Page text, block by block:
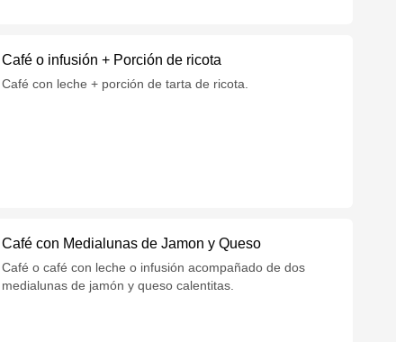
Café o infusión + Porción de ricota
Café con leche + porción de tarta de ricota.
Café con Medialunas de Jamon y Queso
Café o café con leche o infusión acompañado de dos
medialunas de jamón y queso calentitas.